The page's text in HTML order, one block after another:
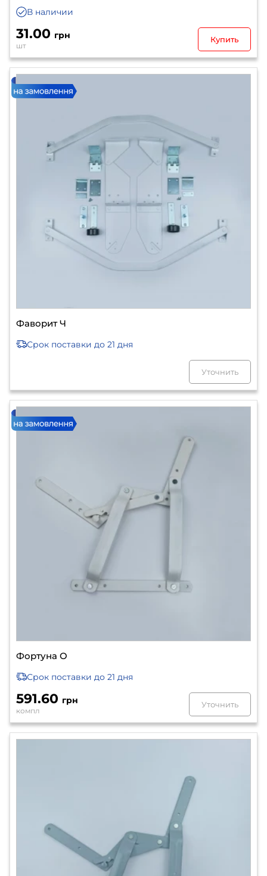
В наличии
31.00 грн
шт
Купить
Фаворит Ч
Срок поставки до 21 дня
Уточнить
Фортуна О
Срок поставки до 21 дня
591.60 грн
компл
Уточнить